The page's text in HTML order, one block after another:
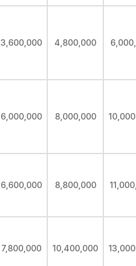
3,600,000 4,800,000
6,000,000 8,000,000
6,600,000 8,800,000
7,800,000 10,400,000